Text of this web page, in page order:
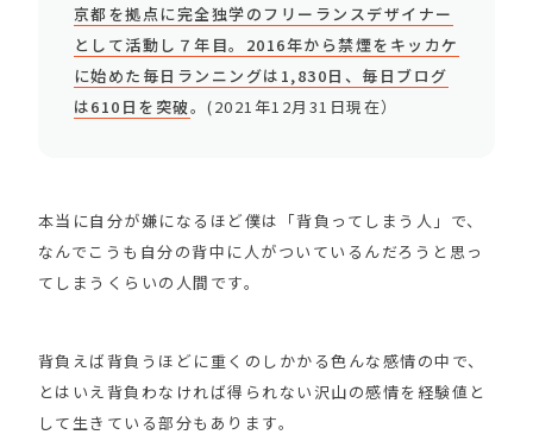
京都を拠点に完全独学のフリーランスデザイナー
として活動し７年目。2016年から禁煙をキッカケ
に始めた毎日ランニングは1,830日、毎日ブログ
は610日を突破。(2021年12月31日現在）
本当に自分が嫌になるほど僕は「背負ってしまう人」で、
なんでこうも自分の背中に人がついているんだろうと思っ
てしまうくらいの人間です。
背負えば背負うほどに重くのしかかる色んな感情の中で、
とはいえ背負わなければ得られない沢山の感情を経験値と
して生きている部分もあります。